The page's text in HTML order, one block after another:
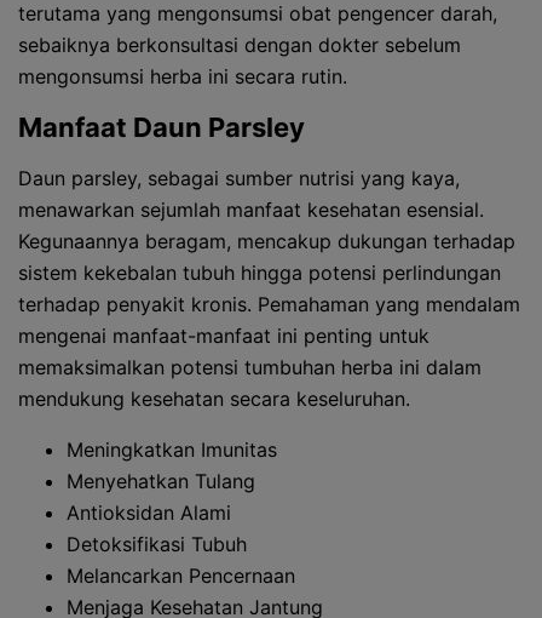
terutama yang mengonsumsi obat pengencer darah,
sebaiknya berkonsultasi dengan dokter sebelum
mengonsumsi herba ini secara rutin.
Manfaat Daun Parsley
Daun parsley, sebagai sumber nutrisi yang kaya,
menawarkan sejumlah manfaat kesehatan esensial.
Kegunaannya beragam, mencakup dukungan terhadap
sistem kekebalan tubuh hingga potensi perlindungan
terhadap penyakit kronis. Pemahaman yang mendalam
mengenai manfaat-manfaat ini penting untuk
memaksimalkan potensi tumbuhan herba ini dalam
mendukung kesehatan secara keseluruhan.
Meningkatkan Imunitas
Menyehatkan Tulang
Antioksidan Alami
Detoksifikasi Tubuh
Melancarkan Pencernaan
Menjaga Kesehatan Jantung